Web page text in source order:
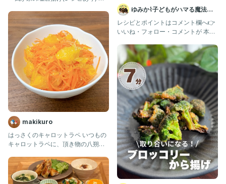
makikuro
はっさくのキャロットラペ いつもの
キャロットラペに、頂き物の八朔を
ゆみか⌇子どもがハマる魔法の
レシピ｜幼児食
レシピとポイントはコメント欄へ👉
いいね・フォロー・コメントが 本当